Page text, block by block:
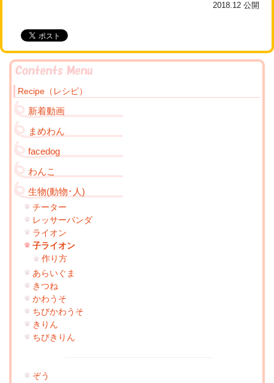
2018.12 公開
Recipe（レシピ）
新着動画
まめわん
facedog
わんこ
生物(動物･人)
チーター
レッサーパンダ
ライオン
子ライオン
作り方
あらいぐま
きつね
かわうそ
ちびかわうそ
きりん
ちびきりん
ぞう